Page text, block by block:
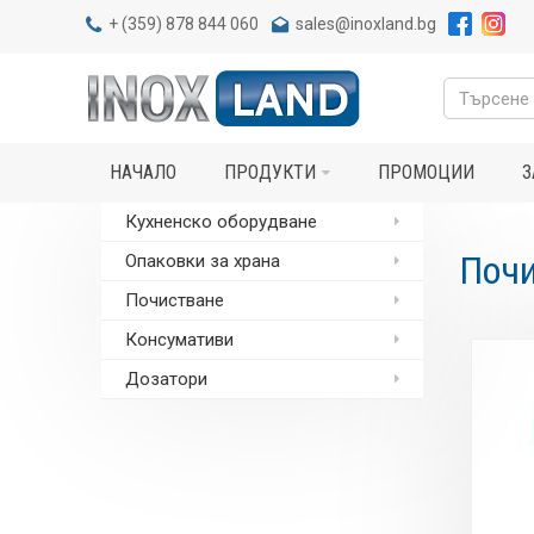
+(359) 878 844 060 sales@inoxland.bg
НАЧАЛО ПРОДУКТИ ПРОМОЦИИ
Кухненско оборудване
Опаковки за храна
Почистване
Консумативи
Дозатори